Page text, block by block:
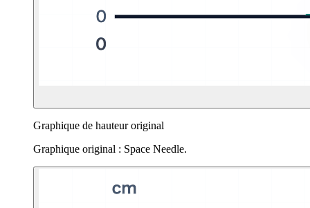
Graphique de hauteur original
Graphique original : Space Needle.